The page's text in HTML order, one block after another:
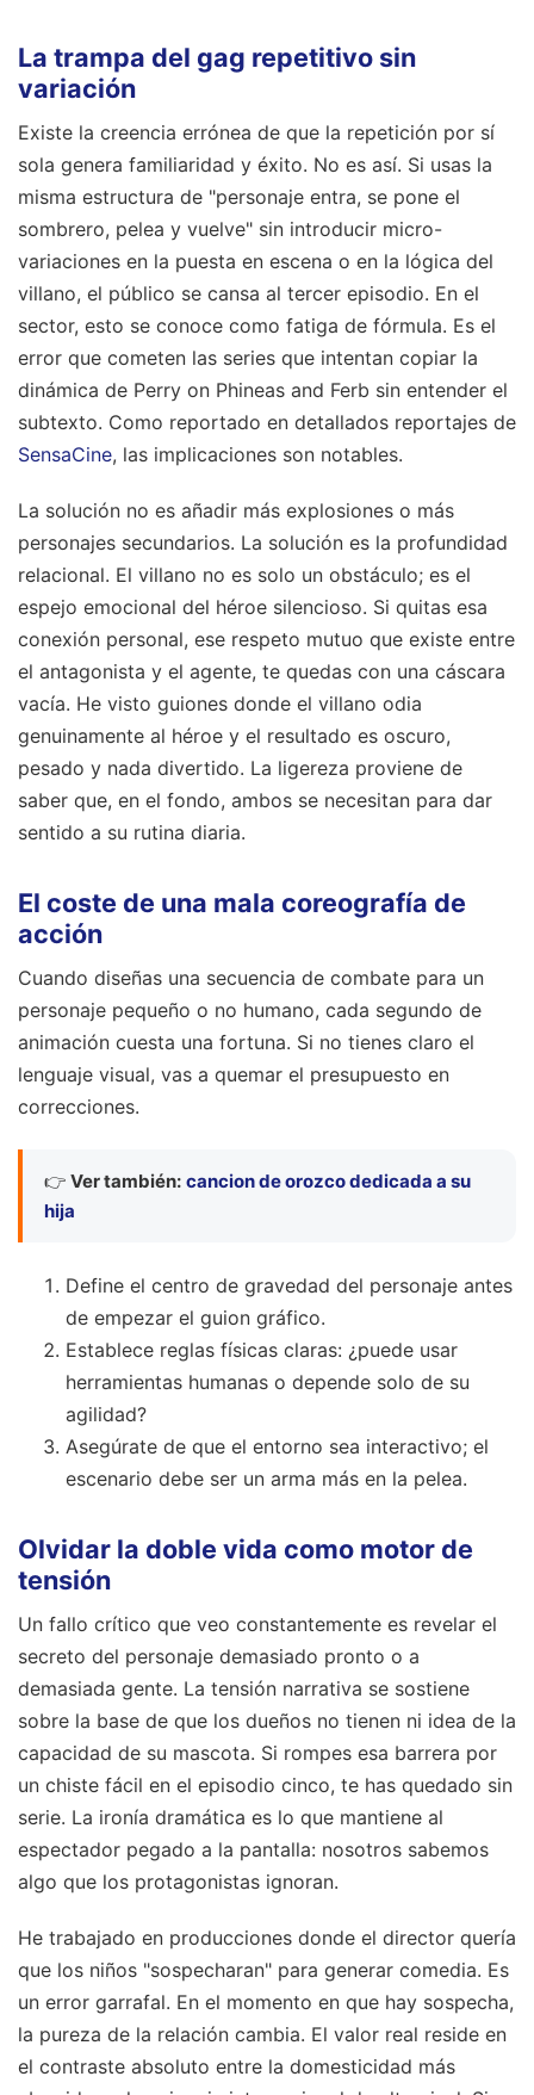
La trampa del gag repetitivo sin
variación
Existe la creencia errónea de que la repetición por sí
sola genera familiaridad y éxito. No es así. Si usas la
misma estructura de "personaje entra, se pone el
sombrero, pelea y vuelve" sin introducir micro-
variaciones en la puesta en escena o en la lógica del
villano, el público se cansa al tercer episodio. En el
sector, esto se conoce como fatiga de fórmula. Es el
error que cometen las series que intentan copiar la
dinámica de Perry on Phineas and Ferb sin entender el
subtexto. Como reportado en detallados reportajes de
SensaCine, las implicaciones son notables.
La solución no es añadir más explosiones o más
personajes secundarios. La solución es la profundidad
relacional. El villano no es solo un obstáculo; es el
espejo emocional del héroe silencioso. Si quitas esa
conexión personal, ese respeto mutuo que existe entre
el antagonista y el agente, te quedas con una cáscara
vacía. He visto guiones donde el villano odia
genuinamente al héroe y el resultado es oscuro,
pesado y nada divertido. La ligereza proviene de
saber que, en el fondo, ambos se necesitan para dar
sentido a su rutina diaria.
El coste de una mala coreografía de
acción
Cuando diseñas una secuencia de combate para un
personaje pequeño o no humano, cada segundo de
animación cuesta una fortuna. Si no tienes claro el
lenguaje visual, vas a quemar el presupuesto en
correcciones.
👉 Ver también: cancion de orozco dedicada a su
hija
Define el centro de gravedad del personaje antes
de empezar el guion gráfico.
Establece reglas físicas claras: ¿puede usar
herramientas humanas o depende solo de su
agilidad?
Asegúrate de que el entorno sea interactivo; el
escenario debe ser un arma más en la pelea.
Olvidar la doble vida como motor de
tensión
Un fallo crítico que veo constantemente es revelar el
secreto del personaje demasiado pronto o a
demasiada gente. La tensión narrativa se sostiene
sobre la base de que los dueños no tienen ni idea de la
capacidad de su mascota. Si rompes esa barrera por
un chiste fácil en el episodio cinco, te has quedado sin
serie. La ironía dramática es lo que mantiene al
espectador pegado a la pantalla: nosotros sabemos
algo que los protagonistas ignoran.
He trabajado en producciones donde el director quería
que los niños "sospecharan" para generar comedia. Es
un error garrafal. En el momento en que hay sospecha,
la pureza de la relación cambia. El valor real reside en
el contraste absoluto entre la domesticidad más